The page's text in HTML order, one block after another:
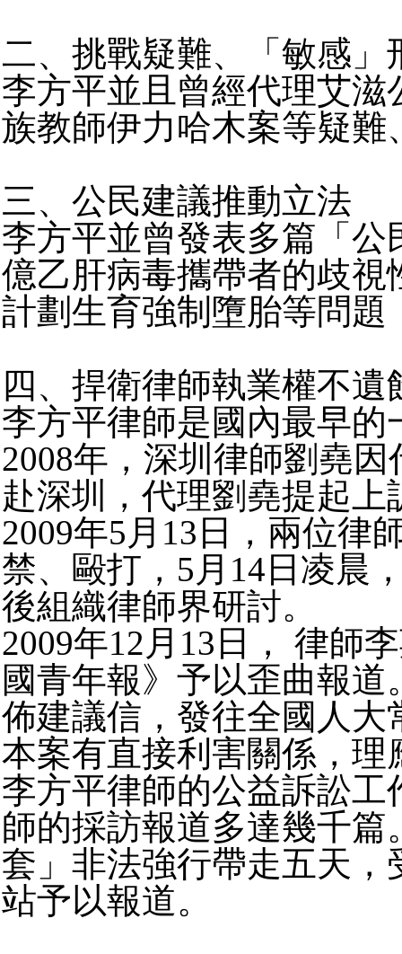
二、挑戰疑難、「敏感」
李方平並且曾經代理艾
族教師伊力哈木案等疑
三、公民建議推動立法
李方平並曾發表多篇「
億乙肝病毒攜帶者的歧
計劃生育強制墮胎等問
四、捍衛律師執業權不遺
李方平律師是國內最早
2008年，深圳律師劉堯
赴深圳，代理劉堯提起
2009年5月13日，兩位律
禁、毆打，5月14日凌晨
後組織律師界研討。
2009年12月13日， 律師
國青年報》予以歪曲報
佈建議信，發往全國人
本案有直接利害關係，理
李方平律師的公益訴訟
師的採訪報道多達幾千篇
套」非法強行帶走五天
站予以報道。